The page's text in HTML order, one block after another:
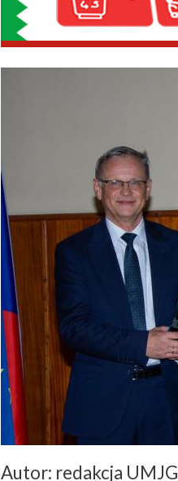
Autor: redakcja UMJG